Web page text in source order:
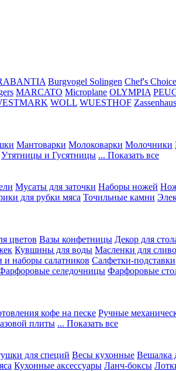
Burgvogel Solingen Chef's Choice
MARCATO Microplane OLYMPIA
WOLL WUESTHOF Zassenhaus
Мантоварки Молоковарки Молочники
Утятницы и Гусятницы ... Показать все
Мусаты для заточки Наборы ножей
для рубки мяса Точильные камни
цветов Вазы конфетницы Декор для
Кувшины для воды Масленки для
и наборы салатников Салфетки-подставки
селедочницы Фарфоровые
кофе на песке Ручные
плиты ... Показать все
для специй Весы кухонные Вешалка
Кухонные аксессуары Ланч-боксы